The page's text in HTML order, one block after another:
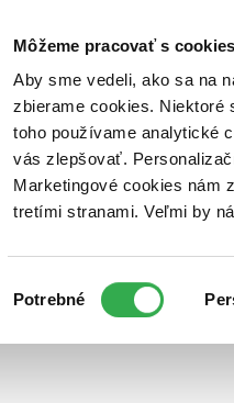
Môžeme pracovať s
Aby sme vedeli, ako sa na
zbierame cookies. Niektoré
toho používame analytické
vás zlepšovať.
Marketingové cookies nám
tretími stranami. Veľmi by
súhlasu
Potrebné
Poukážky Kontakt